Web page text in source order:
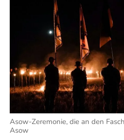
Asow-Zeremonie, die an den
Asow